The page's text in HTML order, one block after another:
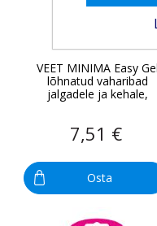
VEET MINIMA Easy Gel
lõhnatud vaharibad
jalgadele ja kehale,
7,51 €
Osta